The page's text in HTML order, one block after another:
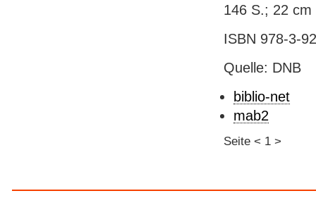
146 S.; 22 cm
ISBN 978-3-
Quelle: DNB
biblio-net
mab2
Seite < 1 >